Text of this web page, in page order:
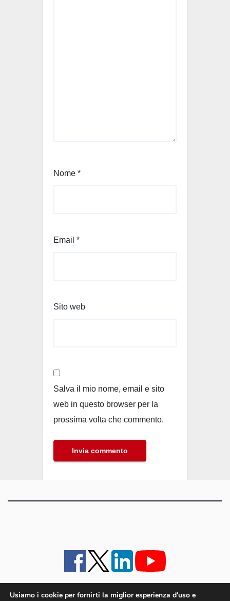
Nome *
Email *
Sito web
Salva il mio nome, email e sito
web in questo browser per la
prossima volta che commento.
Usiamo i cookie per fornirti la miglior esperienza d'uso e